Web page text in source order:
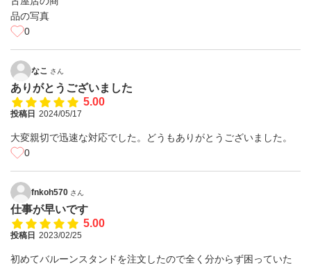
0
なこ さん
ありがとうございました
5.00
投稿日 2024/05/17
大変親切で迅速な対応でした。どうもありがとうございました。
0
fnkoh570 さん
仕事が早いです
5.00
投稿日 2023/02/25
初めてバルーンスタンドを注文したので全く分からず困っていた